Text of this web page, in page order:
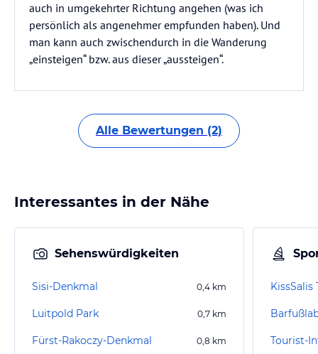
auch in umgekehrter Richtung angehen (was ich
persönlich als angenehmer empfunden haben). Und
man kann auch zwischendurch in die Wanderung
„einsteigen“ bzw. aus dieser „aussteigen“.
Alle Bewertungen (2)
Interessantes in der Nähe
Sehenswürdigkeiten
Sisi-Denkmal 0,4 km
Luitpold Park 0,7 km
Fürst-Rakoczy-Denkmal 0,8 km
KissSalis